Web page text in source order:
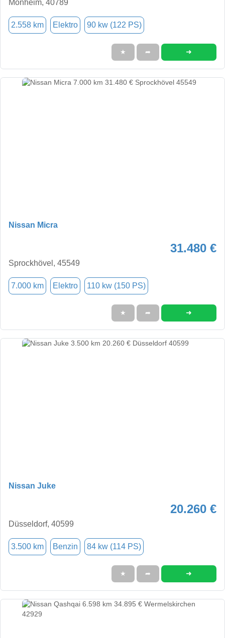
Monheim, 40789
2.558 km Elektro 90 kw (122 PS)
★ ➦ ➜
Nissan Micra
31.480 €
Sprockhövel, 45549
7.000 km Elektro 110 kw (150 PS)
★ ➦ ➜
Nissan Juke
20.260 €
Düsseldorf, 40599
3.500 km Benzin 84 kw (114 PS)
★ ➦ ➜